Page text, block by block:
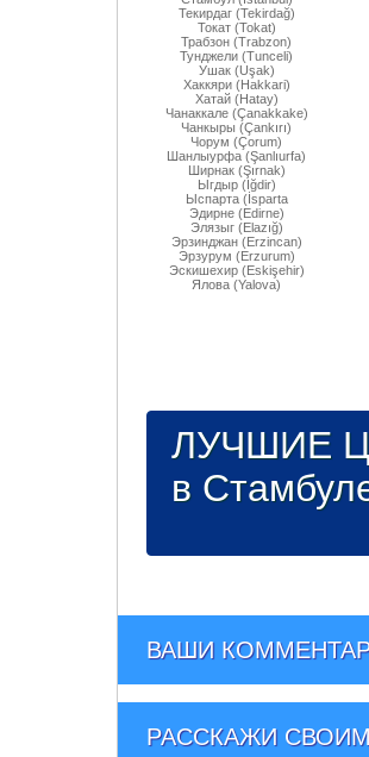
Текирдаг (Tekirdağ)
Токат (Tokat)
Трабзон (Trabzon)
Тунджели (Tunceli)
Ушак (Uşak)
Хаккяри (Hakkari)
Хатай (Hatay)
Чанаккале (Çanakkake)
Чанкыры (Çankırı)
Чорум (Çorum)
Шанлыурфа (Şanlıurfa)
Ширнак (Şırnak)
Ыгдыр (Iğdir)
Ыспарта (İsparta
Эдирне (Edirne)
Элязыг (Elazığ)
Эрзинджан (Erzincan)
Эрзурум (Erzurum)
Эскишехир (Eskişehir)
Ялова (Yalova)
ЛУЧШИЕ
в
ВАШИ
РАССКАЖИ